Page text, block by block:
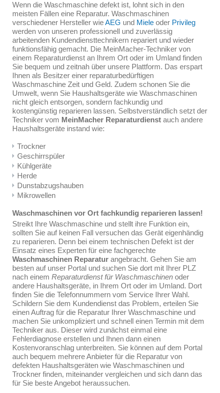
Wenn die Waschmaschine defekt ist, lohnt sich in den
meisten Fällen eine Reparatur. Waschmaschinen
verschiedener Hersteller wieAEG und Miele oder Privileg
werden von unseren professionell und zuverlässig
arbeitenden Kundendiensttechnikern repariert und wieder
funktionsfähig gemacht. Die MeinMacher-Techniker von
einem Reparaturdienst an Ihrem Ort oder im Umland finden
Sie bequem und zeitnah über unsere Plattform. Das erspart
Ihnen als Besitzer einer reparaturbedürftigen
Waschmaschine Zeit und Geld. Zudem schonen Sie die
Umwelt, wenn Sie Haushaltsgeräte wie Waschmaschinen
nicht gleich entsorgen, sondern fachkundig und
kostengünstig reparieren lassen. Selbstverständlich setzt der
Techniker vom MeinMacher Reparaturdienst auch andere
Haushaltsgeräte instand wie:
Trockner
Geschirrspüler
Kühlgeräte
Herde
Dunstabzugshauben
Mikrowellen
Waschmaschinen vor Ort fachkundig reparieren lassen!
Streikt Ihre Waschmaschine und stellt ihre Funktion ein,
sollten Sie auf keinen Fall versuchen das Gerät eigenhändig
zu reparieren. Denn bei einem technischen Defekt ist der
Einsatz eines Experten für eine fachgerechte
Waschmaschinen Reparatur angebracht. Gehen Sie am
besten auf unser Portal und suchen Sie dort mit Ihrer PLZ
nach einem Reparaturdienst für Waschmaschinen oder
andere Haushaltsgeräte, in Ihrem Ort oder im Umland. Dort
finden Sie die Telefonnummern vom Service Ihrer Wahl.
Schildern Sie dem Kundendienst das Problem, erteilen Sie
einen Auftrag für die Reparatur Ihrer Waschmaschine und
machen Sie unkompliziert und schnell einen Termin mit dem
Techniker aus. Dieser wird zunächst einmal eine
Fehlerdiagnose erstellen und Ihnen dann einen
Kostenvoranschlag unterbreiten. Sie können auf dem Portal
auch bequem mehrere Anbieter für die Reparatur von
defekten Haushaltsgeräten wie Waschmaschinen und
Trockner finden, miteinander vergleichen und sich dann das
für Sie beste Angebot heraussuchen.